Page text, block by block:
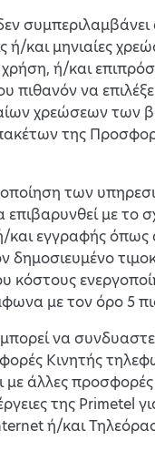
συμπεριλαμβάνει
ή/και μηνιαίες
ή/και
πιθανόν να
χρεώσεων των
της
των
με το
και εγγραφής όπως
δημοσιευμένο
κόστους
με τον όρο 5
να
Κινητής
με άλλες
της Primetel
ή/και